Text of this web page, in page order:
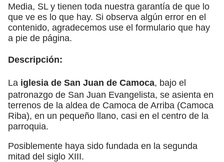
Media, SL y tienen toda nuestra garantía de que lo
que ve es lo que hay. Si observa algún error en el
contenido, agradecemos use el formulario que hay
a pie de página.
Descripción:
La iglesia de San Juan de Camoca, bajo el
patronazgo de San Juan Evangelista, se asienta en
terrenos de la aldea de Camoca de Arriba (Camoca
Riba), en un pequeño llano, casi en el centro de la
parroquia.
Posiblemente haya sido fundada en la segunda
mitad del siglo XIII.